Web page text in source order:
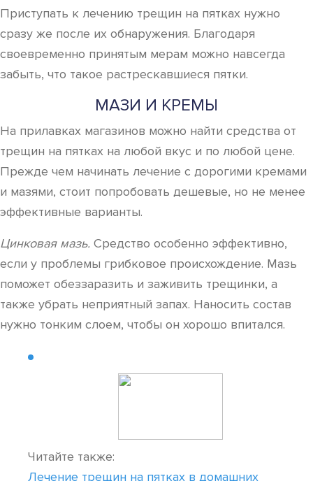
Приступать к лечению трещин на пятках нужно
сразу же после их обнаружения. Благодаря
своевременно принятым мерам можно навсегда
забыть, что такое растрескавшиеся пятки.
МАЗИ И КРЕМЫ
На прилавках магазинов можно найти средства от
трещин на пятках на любой вкус и по любой цене.
Прежде чем начинать лечение с дорогими кремами
и мазями, стоит попробовать дешевые, но не менее
эффективные варианты.
Цинковая мазь. Средство особенно эффективно,
если у проблемы грибковое происхождение. Мазь
поможет обеззаразить и заживить трещинки, а
также убрать неприятный запах. Наносить состав
нужно тонким слоем, чтобы он хорошо впитался.
Читайте также:
Лечение трещин на пятках в домашних